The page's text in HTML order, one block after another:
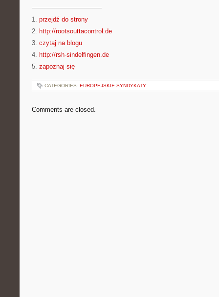
———————————
1. przejdź do strony
2. http://rootsouttacontrol.de
3. czytaj na blogu
4. http://rsh-sindelfingen.de
5. zapoznaj się
CATEGORIES: EUROPEJSKIE SYNDYKATY
Comments are closed.